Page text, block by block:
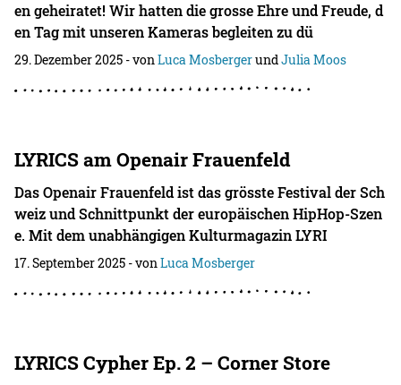
en geheiratet! Wir hatten die grosse Ehre und Freude, d
en Tag mit unseren Kameras begleiten zu dü
29. Dezember 2025 - vonLuca MosbergerundJulia Moos
LYRICS am Openair Frauenfeld
Das Openair Frauenfeld ist das grösste Festival der Sch
weiz und Schnittpunkt der europäischen HipHop-Szen
e. Mit dem unabhängigen Kulturmagazin LYRI
17. September 2025 - vonLuca Mosberger
LYRICS Cypher Ep. 2 – Corner Store